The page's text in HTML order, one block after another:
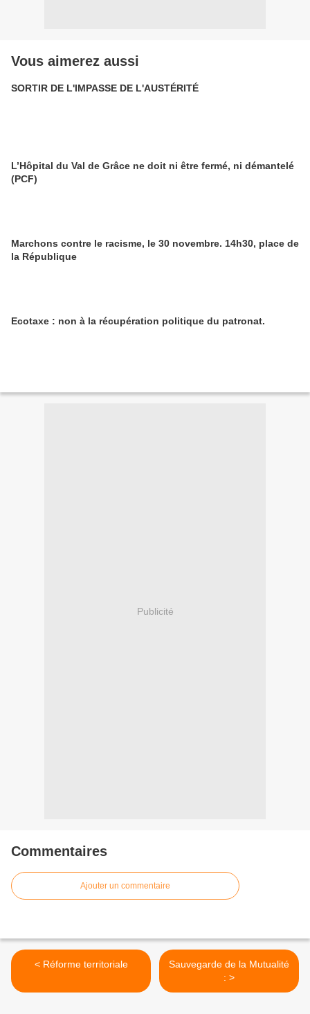
Vous aimerez aussi
SORTIR DE L'IMPASSE DE L'AUSTÉRITÉ
L’Hôpital du Val de Grâce ne doit ni être fermé, ni démantelé
(PCF)
Marchons contre le racisme, le 30 novembre. 14h30, place de
la République
Ecotaxe : non à la récupération politique du patronat.
Publicité
Commentaires
Ajouter un commentaire
< Réforme territoriale
Sauvegarde de la Mutualité
: >